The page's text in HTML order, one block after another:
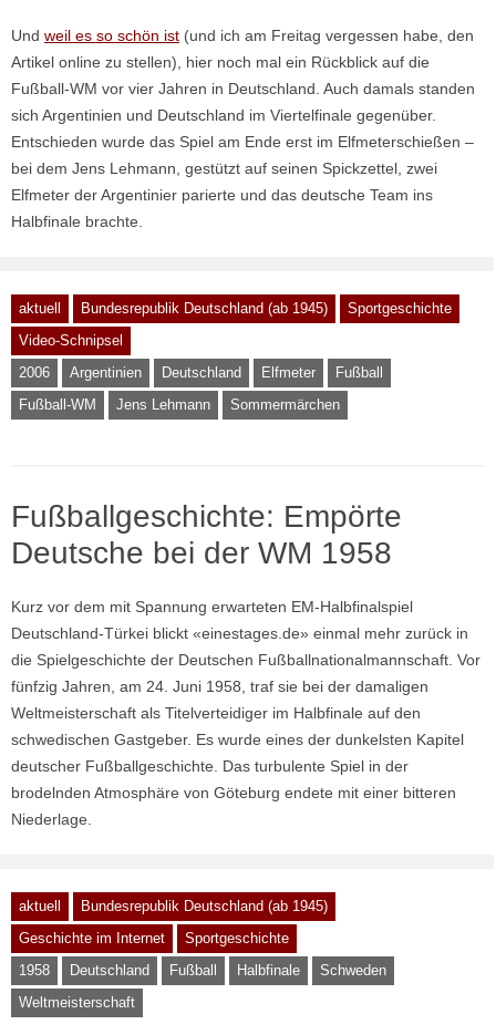
Und weil es so schön ist (und ich am Freitag vergessen habe, den
Artikel online zu stellen), hier noch mal ein Rückblick auf die
Fußball-WM vor vier Jahren in Deutschland. Auch damals standen
sich Argentinien und Deutschland im Viertelfinale gegenüber.
Entschieden wurde das Spiel am Ende erst im Elfmeterschießen –
bei dem Jens Lehmann, gestützt auf seinen Spickzettel, zwei
Elfmeter der Argentinier parierte und das deutsche Team ins
Halbfinale brachte.
aktuell Bundesrepublik Deutschland (ab 1945)
Sportgeschichte
Video-Schnipsel
2006
Argentinien Deutschland Elfmeter
Fußball
Fußball-WM
Jens Lehmann Sommermärchen
Fußballgeschichte: Empörte
Deutsche bei der WM 1958
Kurz vor dem mit Spannung erwarteten EM-Halbfinalspiel
Deutschland-Türkei blickt «einestages.de» einmal mehr zurück in
die Spielgeschichte der Deutschen Fußballnationalmannschaft. Vor
fünfzig Jahren, am 24. Juni 1958, traf sie bei der damaligen
Weltmeisterschaft als Titelverteidiger im Halbfinale auf den
schwedischen Gastgeber. Es wurde eines der dunkelsten Kapitel
deutscher Fußballgeschichte. Das turbulente Spiel in der
brodelnden Atmosphäre von Göteburg endete mit einer bitteren
Niederlage.
aktuell
Bundesrepublik Deutschland (ab 1945)
Geschichte im Internet
Sportgeschichte
1958
Deutschland Fußball Halbfinale
Schweden
Weltmeisterschaft